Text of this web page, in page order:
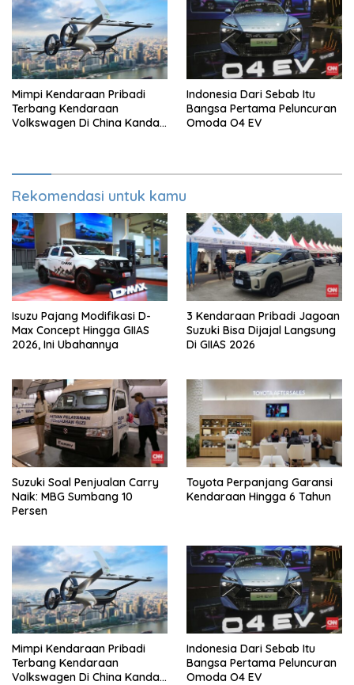
Mimpi Kendaraan Pribadi
Terbang Kendaraan
Volkswagen Di China Kandas
Indonesia Dari Sebab Itu
Bangsa Pertama Peluncuran
Omoda O4 EV
Rekomendasi untuk kamu
Isuzu Pajang Modifikasi D-
Max Concept Hingga GIIAS
2026, Ini Ubahannya
3 Kendaraan Pribadi Jagoan
Suzuki Bisa Dijajal Langsung
Di GIIAS 2026
Suzuki Soal Penjualan Carry
Naik: MBG Sumbang 10
Persen
Toyota Perpanjang Garansi
Kendaraan Hingga 6 Tahun
Mimpi Kendaraan Pribadi
Terbang Kendaraan
Volkswagen Di China Kandas
Indonesia Dari Sebab Itu
Bangsa Pertama Peluncuran
Omoda O4 EV